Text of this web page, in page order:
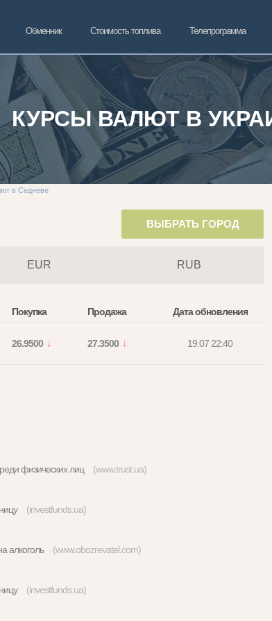
Обменник Стоимость топлива Телепрограмма
КУРСЫ ВАЛЮТ В
в Седневе
ВЫБРАТЬ ГОРОД
EUR RUB
Покупка Продажа Дата обновления
26.9500 27.3500 19.07 22:40
физических лиц (www.trust.ua)
(investfunds.ua)
алкоголь (www.obozrevatel.com)
(investfunds.ua)